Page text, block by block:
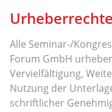
Urheberrechte
Alle Seminar-/
Forum GmbH
Vervielfältigung,
Nutzung der
schriftlicher